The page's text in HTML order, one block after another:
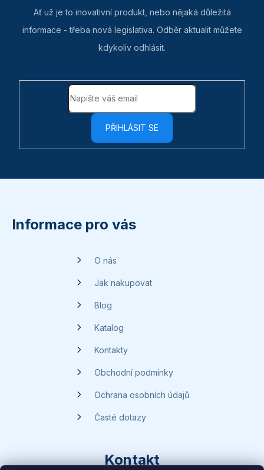
Ať už je to inovativní produkt, nebo nějaká důležitá
informace - třeba nová legislativa. Odběr aktualit můžete
kdykoliv odhlásit.
PŘIHLÁSIT SE
Informace pro vás
O nás
Jak nakupovat
Blog
Katalog
Kontakty
Obchodní podmínky
Ochrana osobních údajů
Časté dotazy
Kontakt